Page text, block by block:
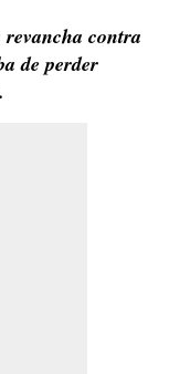
contra
de perder